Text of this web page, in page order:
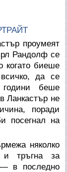
проумеят
Рандолф се
когато биеше
да се
беше
Ланкастър не
поради
посегнал на
няколко
тръгна за
в последно